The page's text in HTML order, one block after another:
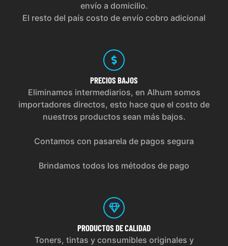
envío a domicilio.
El resto del país costo de envío cobro adicional
PRECIOS BAJOS
Eliminamos intermediarios, en Alhum somos
importadores directos, esto hace que el costo de
nuestros productos sean más bajos.
Contamos con pasarela de pagos segura
Brindamos todos los métodos de pago
PRODUCTOS DE CALIDAD
Toners, tintas y consumibles originales y